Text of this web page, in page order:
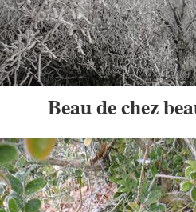
Beau de chez